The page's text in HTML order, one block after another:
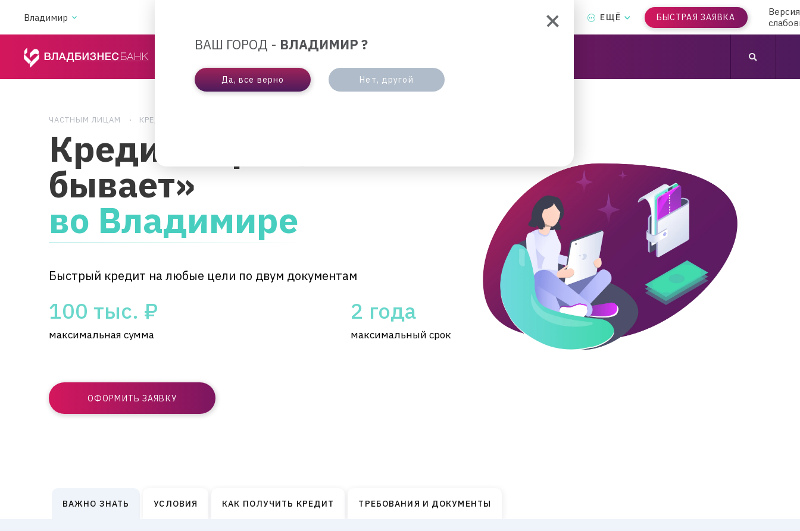
Владимир
ВАШ ГОРОД - ВЛАДИМИР ?
Да, все верно Нет, другой
ИНТЕРНЕТ-БАНК ЕЩЁ БЫСТРАЯ ЗАЯВКА
ЧАСТНЫМ ЛИЦАМ КРЕДИТОВАНИЕ
Кредит «Проще не
бывает»
во Владимире
Быстрый кредит на любые цели по двум документам
100 тыс. ₽
максимальная сумма
2 года
максимальный срок
ОФОРМИТЬ ЗАЯВКУ
ВАЖНО ЗНАТЬ УСЛОВИЯ КАК ПОЛУЧИТЬ КРЕДИТ ТРЕБОВАНИЯ И ДОКУМЕНТЫ